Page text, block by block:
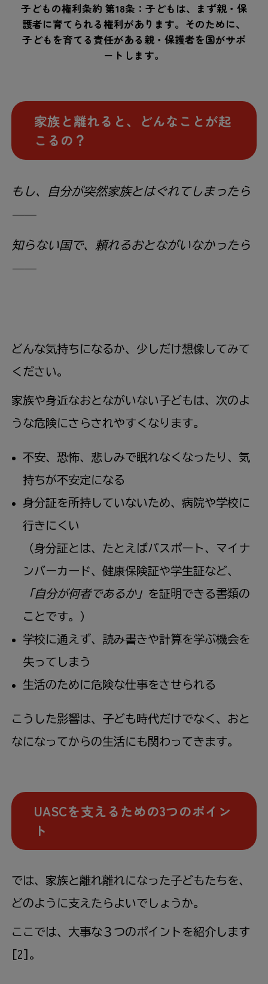
子どもの権利条約 第18条：子どもは、まず親・保
護者に育てられる権利があります。そのために、
子どもを育てる責任がある親・保護者を国がサポ
ートします。
家族と離れると、どんなことが起
こるの？
もし、自分が突然家族とはぐれてしまったら
――
知らない国で、頼れるおとながいなかったら
――
どんな気持ちになるか、少しだけ想像してみて
ください。
家族や身近なおとながいない子どもは、次のよ
うな危険にさらされやすくなります。
不安、恐怖、悲しみで眠れなくなったり、気
持ちが不安定になる
身分証を所持していないため、病院や学校に
行きにくい
（身分証とは、たとえばパスポート、マイナ
ンバーカード、健康保険証や学生証など、
「自分が何者であるか」 を証明できる書類の
ことです。）
学校に通えず、読み書きや計算を学ぶ機会を
失ってしまう
生活のために危険な仕事をさせられる
こうした影響は、子ども時代だけでなく、おと
なになってからの生活にも関わってきます。
UASCを支えるための3つのポイン
ト
では、家族と離れ離れになった子どもたちを、
どのように支えたらよいでしょうか。
ここでは、大事な３つのポイントを紹介します
[2]。